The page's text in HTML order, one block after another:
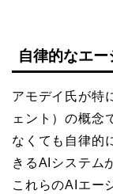
自律的なエ
アモデイ氏が特
ェント）の概念
なくても自律的
きるAIシステム
これらのAIエー